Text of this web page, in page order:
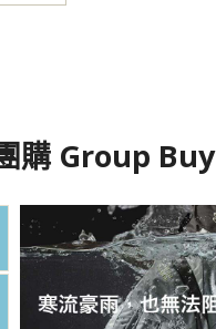
購 Group Buy